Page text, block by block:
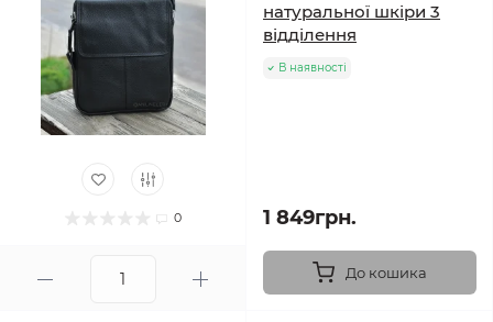
0
натуральної шкіри 3
відділення
В наявності
1 849грн.
До кошика